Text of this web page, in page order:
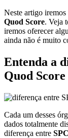
Neste artigo iremos
Quod Score. Veja
iremos oferecer
ainda não é muito
Entenda a
Quod Score
Cada um desses
dados totalmente
diferença entre